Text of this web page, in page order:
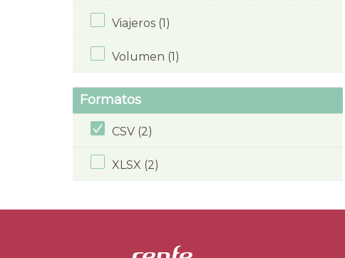
Viajeros (1)
Volumen (1)
Formatos
CSV (2)
XLSX (2)